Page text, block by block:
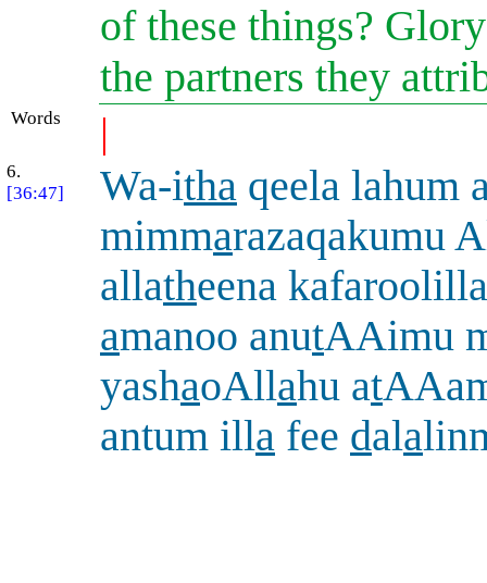
of these things?
the partners they
Words |
6.
[36:47]
Wa-itha qeela lahum
mimmarazaqakumu
allatheena kafaroolilla
amanoo anutAAimu
yashaoAllahu at
antum illa fee dala